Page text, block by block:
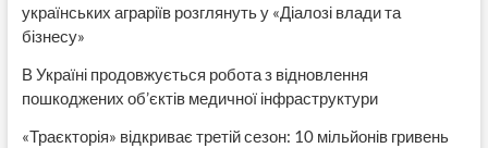
українських аграріїв розглянуть у «Діалозі влади та
бізнесу»
В Україні продовжується робота з відновлення
пошкоджених об’єктів медичної інфраструктури
«Траєкторія» відкриває третій сезон: 10 мільйонів гривень